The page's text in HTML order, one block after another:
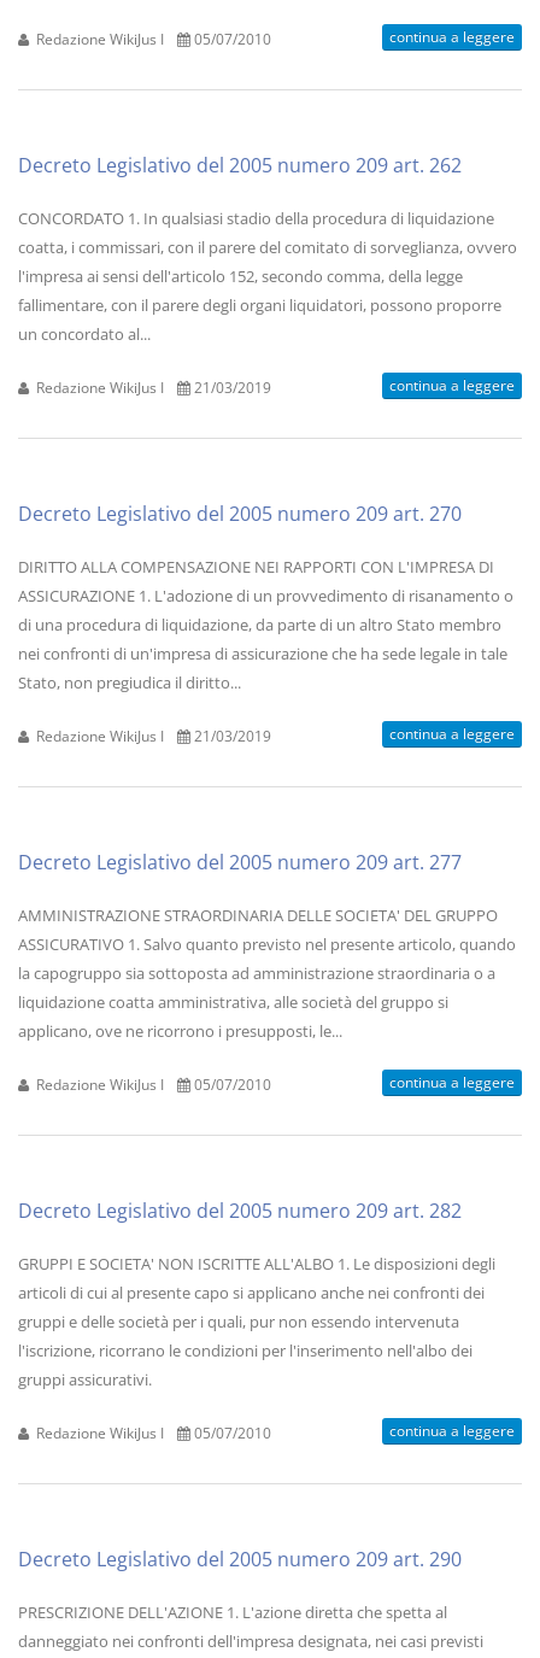
Redazione WikiJus I 05/07/2010 continua a leggere
Decreto Legislativo del 2005 numero 209 art. 262
CONCORDATO 1. In qualsiasi stadio della procedura di liquidazione
coatta, i commissari, con il parere del comitato di sorveglianza, ovvero
l'impresa ai sensi dell'articolo 152, secondo comma, della legge
fallimentare, con il parere degli organi liquidatori, possono proporre
un concordato al...
Redazione WikiJus I 21/03/2019 continua a leggere
Decreto Legislativo del 2005 numero 209 art. 270
DIRITTO ALLA COMPENSAZIONE NEI RAPPORTI CON L'IMPRESA DI
ASSICURAZIONE 1. L'adozione di un provvedimento di risanamento o
di una procedura di liquidazione, da parte di un altro Stato membro
nei confronti di un'impresa di assicurazione che ha sede legale in tale
Stato, non pregiudica il diritto...
Redazione WikiJus I 21/03/2019 continua a leggere
Decreto Legislativo del 2005 numero 209 art. 277
AMMINISTRAZIONE STRAORDINARIA DELLE SOCIETA' DEL GRUPPO
ASSICURATIVO 1. Salvo quanto previsto nel presente articolo, quando
la capogruppo sia sottoposta ad amministrazione straordinaria o a
liquidazione coatta amministrativa, alle società del gruppo si
applicano, ove ne ricorrono i presupposti, le...
Redazione WikiJus I 05/07/2010 continua a leggere
Decreto Legislativo del 2005 numero 209 art. 282
GRUPPI E SOCIETA' NON ISCRITTE ALL'ALBO 1. Le disposizioni degli
articoli di cui al presente capo si applicano anche nei confronti dei
gruppi e delle società per i quali, pur non essendo intervenuta
l'iscrizione, ricorrano le condizioni per l'inserimento nell'albo dei
gruppi assicurativi.
Redazione WikiJus I 05/07/2010 continua a leggere
Decreto Legislativo del 2005 numero 209 art. 290
PRESCRIZIONE DELL'AZIONE 1. L'azione diretta che spetta al
danneggiato nei confronti dell'impresa designata, nei casi previsti